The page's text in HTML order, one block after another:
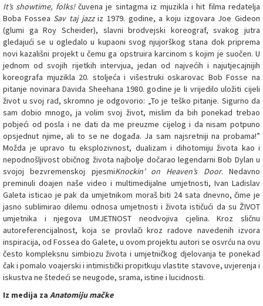
It’s showtime, folks!čuvena je sintagma iz mjuzikla i hit filma redatelja
Boba Fossea Sav taj jazziz 1979. godine, a koju izgovara Joe Gideon
(glumi ga Roy Scheider), slavni brodvejski koreograf, svakog jutra
gledajući se u ogledalo u kupaoni svog njujorškog stana dok priprema
novi kazališni projekt u čemu ga opstruira karcinom s kojim je suočen. U
jednom od svojih rijetkih intervjua, jedan od najvećih i najutjecajnijih
koreografa mjuzikla 20. stoljeća i višestruki oskarovac Bob Fosse na
pitanje novinara Davida Sheehana 1980. godine je li vrijedilo uložiti cijeli
život u svoj rad, skromno je odgovorio: „To je teško pitanje. Sigurno da
sam dobio mnogo, ja volim svoj život, mislim da bih ponekad trebao
pobjeći od posla i ne dati da me preuzme cijelog i da nisam potpuno
opsjednut njime, ali to se ne događa. Ja sam najsretniji na probama!”
Možda je upravo tu eksplozivnost, dualizam i dihotomiju života kao i
nepodnošljivost običnog života najbolje dočarao legendarni Bob Dylan u
svojoj bezvremenskoj pjesmiKnockin’ on Heaven’s Door. Nedavno
preminuli doajen naše video i multimedijalne umjetnosti, Ivan Ladislav
Galeta isticao je pak da umjetnikom moraš biti 24 sata dnevno, čime je
jasno sublimirao dilemu odnosa umjetnosti i života ističući da su ŽIVOT
umjetnika i njegova UMJETNOST neodvojiva cjelina. Kroz sličnu
autoreferencijalnost, koja se provlači kroz radove navedenih izvora
inspiracija, od Fossea do Galete, u ovom projektu autori se osvrću na ovu
često kompleksnu simbiozu života i umjetničkog djelovanja te ponekad
čak i pomalo voajerski i intimistički propitkuju vlastite stavove, uvjerenja i
iskustva ne štedeći se neugode, srama, istine i lucidnosti.
Iz medija za Anatomiju mačke